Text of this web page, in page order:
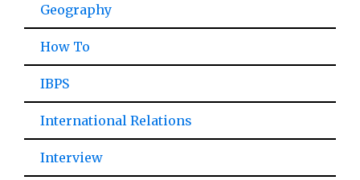
Geography
How To
IBPS
International Relations
Interview